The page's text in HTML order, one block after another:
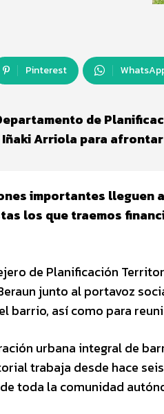
Pinterest
de
Arriola para
importantes lleguen
los que traemos
de Planificación
junto al portavoz
así como para
urbana integral de
trabaja desde hace
toda la comunidad